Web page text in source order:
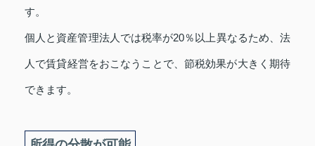
す。
個人と資産管理法人では税率が20％以上異なるため、法
人で賃貸経営をおこなうことで、節税効果が大きく期待
できます。